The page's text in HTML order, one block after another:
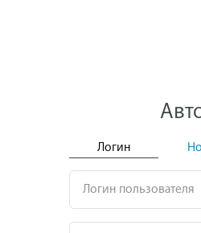
Логин
Логин пользователя